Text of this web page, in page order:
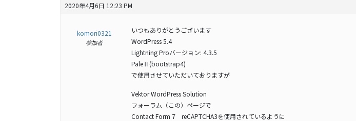
2020年4月6日 12:23 PM
komori0321
参加者
いつもありがとうございます
WordPress 5.4
Lightning Proバージョン: 4.3.5
PaleⅡ(bootstrap4)
で使用させていただいておりますが
Vektor WordPress Solution
フォーラム（この）ページで
Contact Form 7 reCAPTCHA3を使用されているように